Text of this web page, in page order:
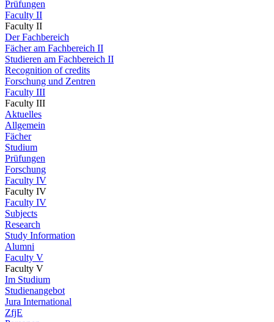
Prüfungen
Faculty II
Faculty II
Der Fachbereich
Fächer am Fachbereich II
Studieren am Fachbereich II
Recognition of credits
Forschung und Zentren
Faculty III
Faculty III
Aktuelles
Allgemein
Fächer
Studium
Prüfungen
Forschung
Faculty IV
Faculty IV
Faculty IV
Subjects
Research
Study Information
Alumni
Faculty V
Faculty V
Im Studium
Studienangebot
Jura International
ZfjE